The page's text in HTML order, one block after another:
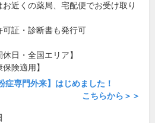
お近くの薬局、宅配便でお受け取り
可証・診断書も発行可
休日・全国エリア】
保険適用】
症専門外来】はじめました！
こちらから＞＞